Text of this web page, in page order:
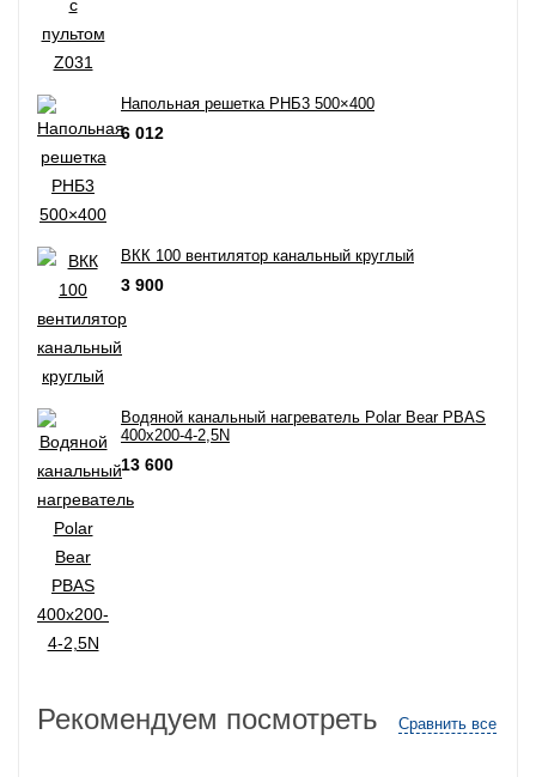
Напольная решетка РНБ3 500×400
6 012
ВКК 100 вентилятор канальный круглый
3 900
Водяной канальный нагреватель Polar Bear PBAS
400x200-4-2,5N
13 600
Рекомендуем посмотреть Сравнить все